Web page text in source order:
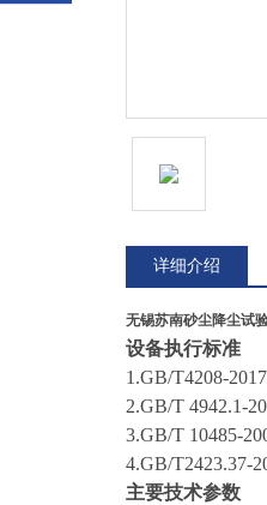
详细介绍
无锡苏南砂尘降尘试
设备执行标准
1.GB/T4208-2017
2.GB/T 4942.1-
3.GB/T 10485-
4.GB/T2423.37-
主要技术参数